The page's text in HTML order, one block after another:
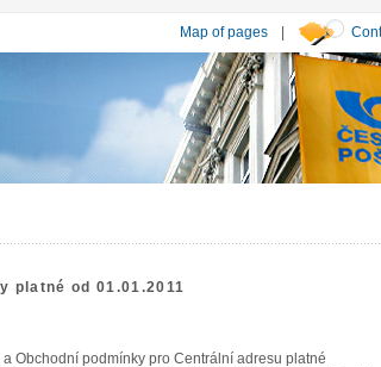
Map of pages |
platné od 01.01.2011
Obchodní podmínky pro Centrální adresu platné